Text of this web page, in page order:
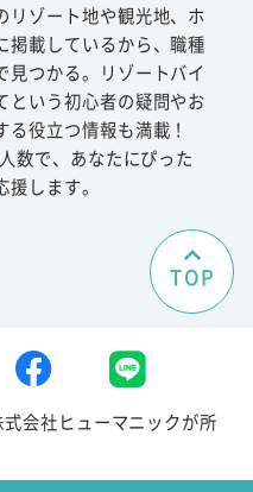
リゾート地や観光地、ホ
掲載しているから、職種
見つかる。リゾートバイ
という初心者の疑問やお
役立つ情報も満載！
数で、あなたにぴった
します。
TOP
会社ヒューマニックが所